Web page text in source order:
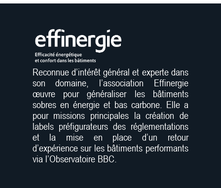
Reconnue d’intérêt général et experte dans
son domaine, l’association Effinergie
œuvre pour généraliser les bâtiments
sobres en énergie et bas carbone. Elle a
pour missions principales la création de
labels préfigurateurs des réglementations
et la mise en place d’un retour
d’expérience sur les bâtiments performants
via l’Observatoire BBC.